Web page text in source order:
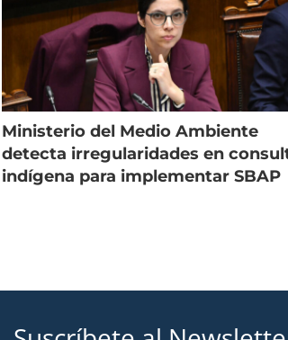
Ministerio del Medio Ambiente
detecta irregularidades en
indígena para implementar SBAP